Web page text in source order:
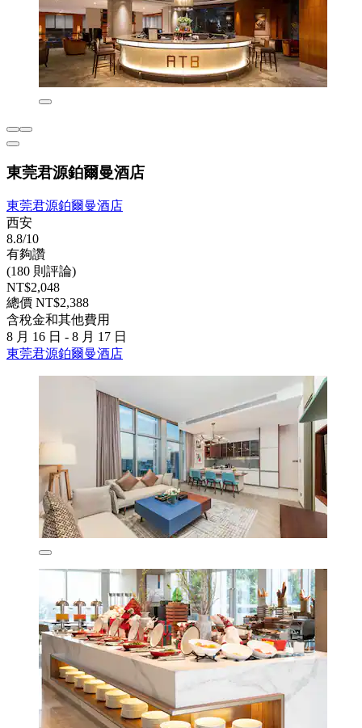
東莞君源鉑爾曼酒店
東莞君源鉑爾曼酒店
西安
8.8/10
有夠讚
(180 則評論)
NT$2,048
總價 NT$2,388
含稅金和其他費用
8 月 16 日 - 8 月 17 日
東莞君源鉑爾曼酒店